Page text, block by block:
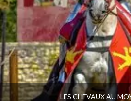
LES CHEVAUX AU